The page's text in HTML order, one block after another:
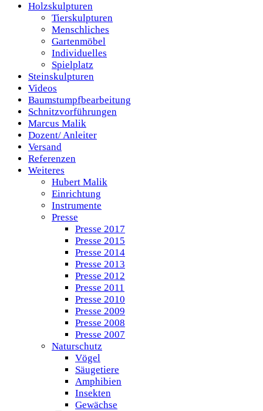
Holzskulpturen
Tierskulpturen
Menschliches
Gartenmöbel
Individuelles
Spielplatz
Steinskulpturen
Videos
Baumstumpfbearbeitung
Schnitzvorführungen
Marcus Malik
Dozent/ Anleiter
Versand
Referenzen
Weiteres
Hubert Malik
Einrichtung
Instrumente
Presse
Presse 2017
Presse 2015
Presse 2014
Presse 2013
Presse 2012
Presse 2011
Presse 2010
Presse 2009
Presse 2008
Presse 2007
Naturschutz
Vögel
Säugetiere
Amphibien
Insekten
Gewächse